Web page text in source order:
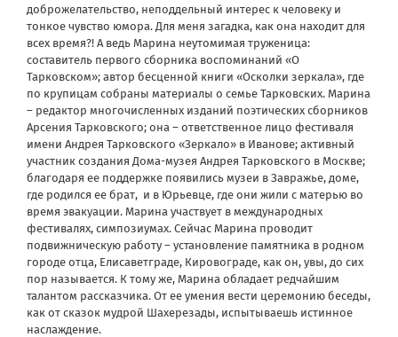
доброжелательство, неподдельный интерес к человеку и
тонкое чувство юмора. Для меня загадка, как она находит для
всех время?! А ведь Марина неутомимая труженица:
составитель первого сборника воспоминаний «О
Тарковском»; автор бесценной книги «Осколки зеркала», где
по крупицам собраны материалы о семье Тарковских. Марина
– редактор многочисленных изданий поэтических сборников
Арсения Тарковского; она – ответственное лицо фестиваля
имени Андрея Тарковского «Зеркало» в Иванове; активный
участник создания Дома-музея Андрея Тарковского в Москве;
благодаря ее поддержке появились музеи в Завражье, доме,
где родился ее брат, и в Юрьевце, где они жили с матерью во
время эвакуации. Марина участвует в международных
фестивалях, симпозиумах. Сейчас Марина проводит
подвижническую работу – установление памятника в родном
городе отца, Елисаветграде, Кировограде, как он, увы, до сих
пор называется. К тому же, Марина обладает редчайшим
талантом рассказчика. От ее умения вести церемонию беседы,
как от сказок мудрой Шахерезады, испытываешь истинное
наслаждение.